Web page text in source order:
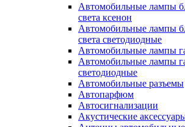
Автомобильные лампы
света ксенон
Автомобильные лампы
света светодиодные
Автомобильные лампы
Автомобильные лампы
светодиодные
Автомобильные разъемы
Автопарфюм
Автосигнализации
Акустические